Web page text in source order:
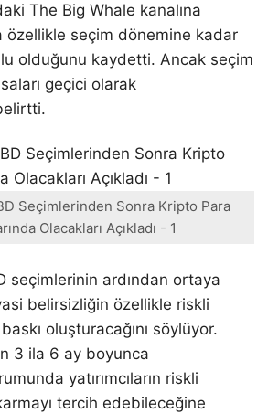
The Big Whale kanalına
seçim dönemine kadar
olduğunu kaydetti. Ancak seçim
geçici olarak
Seçimlerinden Sonra Kripto Para
Olacakları Açıkladı - 1
seçimlerinin ardından ortaya
belirsizliğin özellikle riskli
oluşturacağını söylüyor.
3 ila 6 ay boyunca
yatırımcıların riskli
tercih edebileceğine